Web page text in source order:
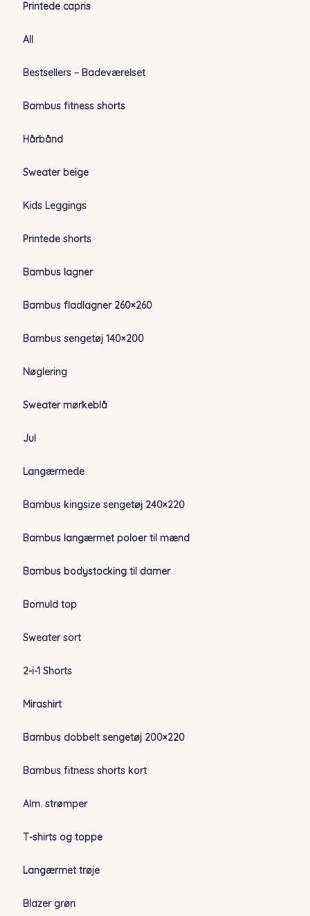
Printede capris
All
Bestsellers – Badeværelset
Bambus fitness shorts
Hårbånd
Sweater beige
Kids Leggings
Printede shorts
Bambus lagner
Bambus fladlagner 260×260
Bambus sengetøj 140×200
Nøglering
Sweater mørkeblå
Jul
Langærmede
Bambus kingsize sengetøj 240×220
Bambus langærmet poloer til mænd
Bambus bodystocking til damer
Bomuld top
Sweater sort
2-i-1 Shorts
Mirashirt
Bambus dobbelt sengetøj 200×220
Bambus fitness shorts kort
Alm. strømper
T-shirts og toppe
Langærmet trøje
Blazer grøn